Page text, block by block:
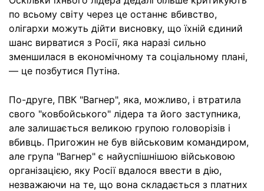
по всьому світу через це останнє вбивство,
олігархи можуть дійти висновку, що їхній єдиний
шанс вирватися з Росії, яка наразі сильно
зменшилася в економічному та соціальному плані,
— це позбутися Путіна.
По-друге, ПВК "Вагнер", яка, можливо, і втратила
свого "ковбойського" лідера та його заступника,
але залишається великою групою головорізів і
вбивць. Пригожин не був військовим командиром,
але група "Вагнер" є найуспішнішою військовою
організацією, яку Росії вдалося ввести в дію,
незважаючи на те, що вона складається з платних